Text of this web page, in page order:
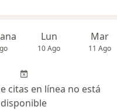
Lun
10 Ago
Mar
11 Ago
citas en línea no está
disponible